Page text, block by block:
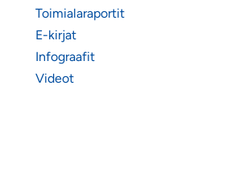
Toimialaraportit
E-kirjat
Infograafit
Videot